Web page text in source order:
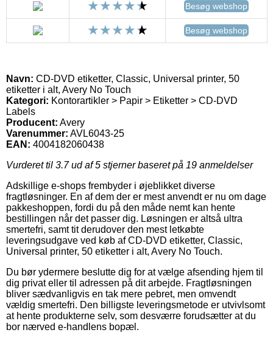
Besøg webshop
Besøg webshop
Navn: CD-DVD etiketter, Classic, Universal printer, 50
etiketter i alt, Avery No Touch
Kategori: Kontorartikler > Papir > Etiketter > CD-DVD
Labels
Producent: Avery
Varenummer: AVL6043-25
EAN: 4004182060438
Vurderet til 3.7ud af 5 stjerner baseret på 19 anmeldelser
Adskillige e-shops frembyder i øjeblikket diverse
fragtløsninger. En af dem der er mest anvendt er nu om dage
pakkeshoppen, fordi du på den måde nemt kan hente
bestillingen når det passer dig. Løsningen er altså ultra
smertefri, samt tit derudover den mest letkøbte
leveringsudgave ved køb af CD-DVD etiketter, Classic,
Universal printer, 50 etiketter i alt, Avery No Touch.
Du bør ydermere beslutte dig for at vælge afsending hjem til
dig privat eller til adressen på dit arbejde. Fragtløsningen
bliver sædvanligvis en tak mere pebret, men omvendt
vældig smertefri. Den billigste leveringsmetode er utvivlsomt
at hente produkterne selv, som desværre forudsætter at du
bor nærved e-handlens bopæl.